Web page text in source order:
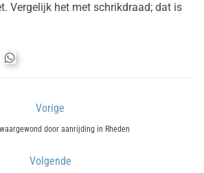
Vergelijk het met schrikdraad; dat is
Vorige
door aanrijding in Rheden
Volgende